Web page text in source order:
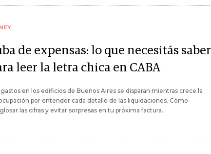
de expensas: lo que necesitás saber
leer la letra chica en CABA
en los edificios de Buenos Aires se disparan mientras crece la
por entender cada detalle de las liquidaciones. Cómo
las cifras y evitar sorpresas en tu próxima factura.